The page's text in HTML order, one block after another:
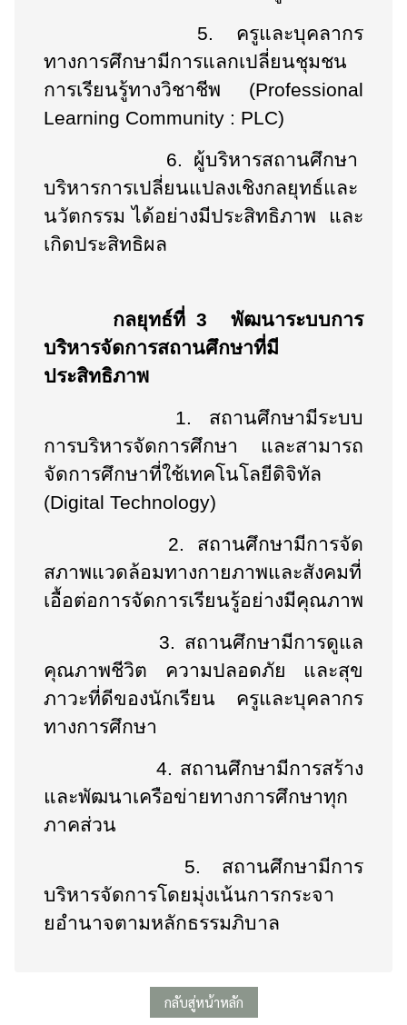
5.
ครูและบุคลากร
ทางการศึกษามีการแลกเปลี่ยนชุมชน
การเรียนรู้ทางวิชาชีพ (Professional
Learning Community : PLC)
6.
ผู้บริหารสถานศึกษา
บริหารการเปลี่ยนแปลงเชิงกลยุทธ์และ
นวัตกรรม ได้อย่างมีประสิทธิภาพ และ
เกิดประสิทธิผล
กลยุทธ์ที่ 3
พัฒนาระบบการ
บริหารจัดการสถานศึกษาที่มี
ประสิทธิภาพ
1.
สถานศึกษามีระบบ
การบริหารจัดการศึกษา และสามารถ
จัดการศึกษาที่ใช้เทคโนโลยีดิจิทัล
(Digital Technology)
2.
สถานศึกษามีการจัด
สภาพแวดล้อมทางกายภาพและสังคมที่
เอื้อต่อการจัดการเรียนรู้อย่างมีคุณภาพ
3. สถานศึกษามีการดูแล
คุณภาพชีวิต ความปลอดภัย และสุข
ภาวะที่ดีของนักเรียน ครูและบุคลากร
ทางการศึกษา
4. สถานศึกษามีการสร้าง
และพัฒนาเครือข่ายทางการศึกษาทุก
ภาคส่วน
5.
สถานศึกษามีการ
บริหารจัดการโดยมุ่งเน้นการกระจา
ยอำนาจตามหลักธรรมภิบาล
กลับสู่หน้าหลัก